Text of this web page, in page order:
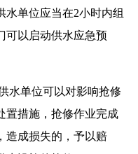
水单位应当在2小时内组
可以启动供水应急预
水单位可以对影响抢修
置措施，抢修作业完成
造成损失的，予以赔